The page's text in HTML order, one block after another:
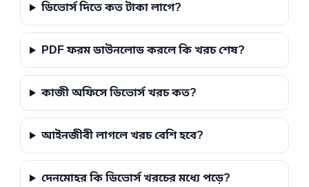
ডিভোর্স দিতে কত টাকা লাগে?
PDF ফরম ডাউনলোড করলে কি খরচ শেষ?
কাজী অফিসে ডিভোর্স খরচ কত?
আইনজীবী লাগলে খরচ বেশি হবে?
দেনমোহর কি ডিভোর্স খরচের মধ্যে পড়ে?